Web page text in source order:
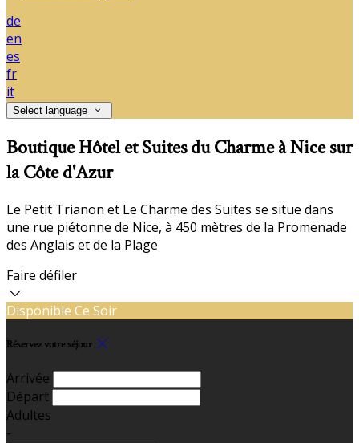
de
en
es
fr
it
Select language
Boutique Hôtel et Suites du Charme à Nice sur
la Côte d'Azur
Le Petit Trianon et Le Charme des Suites se situe dans
une rue piétonne de Nice, à 450 mètres de la Promenade
des Anglais et de la Plage
Faire défiler
Disponible Ce Soir
Réservez votre séjour
Arrivée
Départ
Adultes
-